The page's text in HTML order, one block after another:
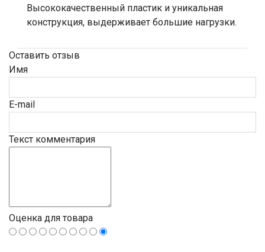
Высококачественный пластик и уникальная
конструкция, выдерживает большие нагрузки.
Оставить отзыв
Имя
E-mail
Текст комментария
Оценка для товара